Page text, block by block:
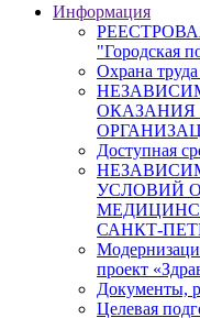
Информация
"Городская
Охрана
Доступная
УСЛОВИЙ
САНКТ-
проект
Документы,
Целевая